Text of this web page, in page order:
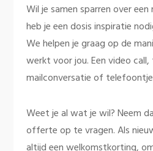
Wil je samen sparren over
heb je een dosis inspiratie
We helpen je graag op de
werkt voor jou. Een video
mailconversatie of
Weet je al wat je wil? Neem
offerte op te vragen. Als
altijd een welkomstkorting,